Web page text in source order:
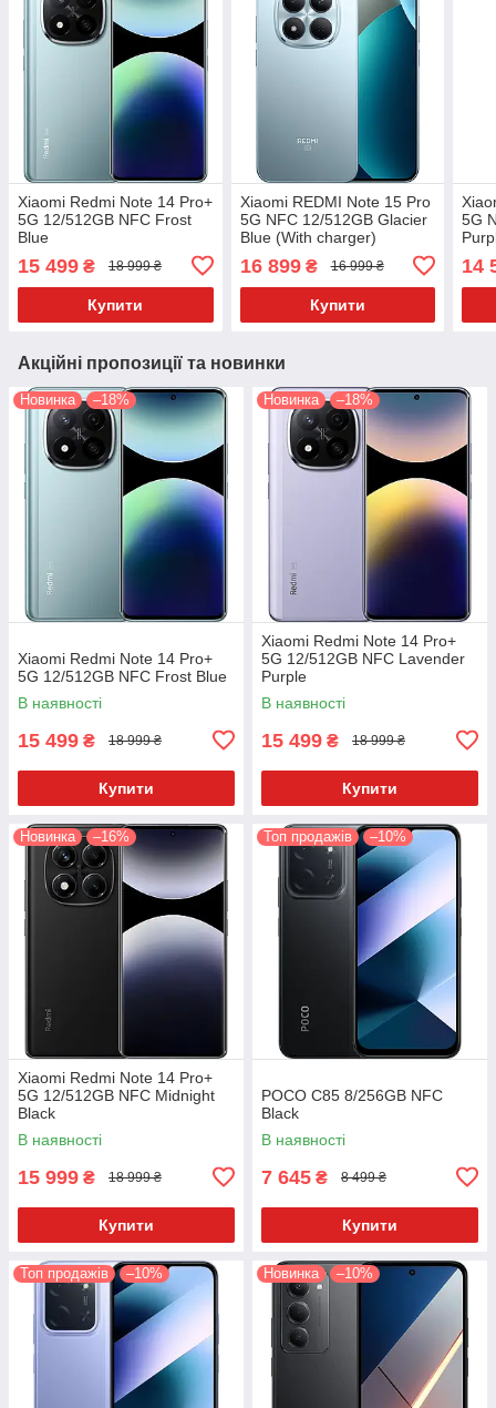
Xiaomi Redmi Note 14 Pro+
5G 12/512GB NFC Frost
Blue
15 499 ₴ 18 999 ₴
Купити
Xiaomi REDMI Note 15 Pro
5G NFC 12/512GB Glacier
Blue (With charger)
16 899₴ 16 999 ₴
Купити
5G
14
Акційні пропозиції та новинки
Новинка –18%
Xiaomi Redmi Note 14 Pro+
5G 12/512GB NFC Frost Blue
В наявності
15 499 ₴ 18 999 ₴
Купити
Новинка –18%
Xiaomi Redmi Note 14 Pro+
5G 12/512GB NFC Lavender
Purple
В наявності
15 499 ₴ 18 999 ₴
Купити
Новинка –16%
Xiaomi Redmi Note 14 Pro+
5G 12/512GB NFC Midnight
Black
В наявності
15 999 ₴ 18 999 ₴
Купити
Топ продажів –10%
POCO C85 8/256GB NFC
Black
В наявності
7 645 ₴ 8 499 ₴
Купити
Топ продажів –10% Новинка –10%